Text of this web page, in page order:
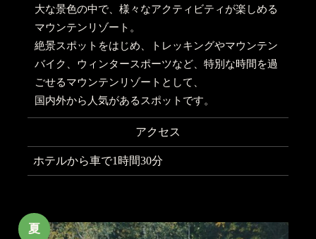
大な景色の中で、様々なアクティビティが楽しめる
マウンテンリゾート。
絶景スポットをはじめ、トレッキングやマウンテン
バイク、ウィンタースポーツなど、特別な時間を過
ごせるマウンテンリゾートとして、
国内外から人気があるスポットです。
アクセス
ホテルから車で1時間30分
夏